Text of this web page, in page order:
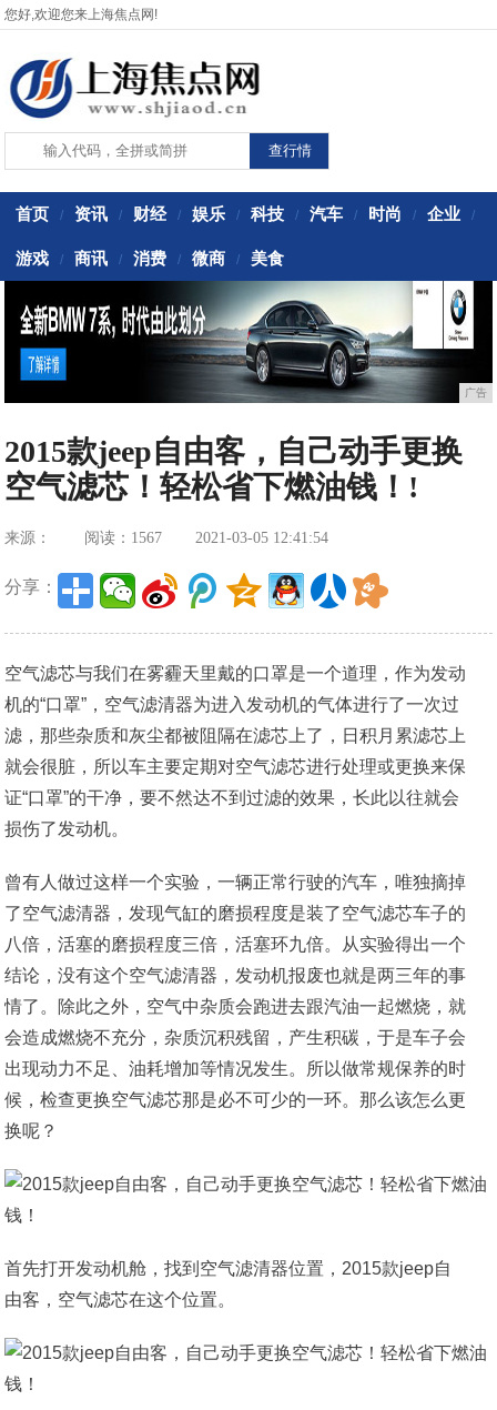
您好,欢迎您来上海焦点网!
首页 / 资讯 / 财经 / 娱乐 / 科技 / 汽车 / 时尚 / 企业 /
游戏 / 商讯 / 消费 / 微商 / 美食
广告
2015款jeep自由客，自己动手更换
空气滤芯！轻松省下燃油钱！!
来源： 阅读：1567 2021-03-05 12:41:54
分享：
空气滤芯与我们在雾霾天里戴的口罩是一个道理，作为发动
机的“口罩”，空气滤清器为进入发动机的气体进行了一次过
滤，那些杂质和灰尘都被阻隔在滤芯上了，日积月累滤芯上
就会很脏，所以车主要定期对空气滤芯进行处理或更换来保
证“口罩”的干净，要不然达不到过滤的效果，长此以往就会
损伤了发动机。
曾有人做过这样一个实验，一辆正常行驶的汽车，唯独摘掉
了空气滤清器，发现气缸的磨损程度是装了空气滤芯车子的
八倍，活塞的磨损程度三倍，活塞环九倍。从实验得出一个
结论，没有这个空气滤清器，发动机报废也就是两三年的事
情了。除此之外，空气中杂质会跑进去跟汽油一起燃烧，就
会造成燃烧不充分，杂质沉积残留，产生积碳，于是车子会
出现动力不足、油耗增加等情况发生。所以做常规保养的时
候，检查更换空气滤芯那是必不可少的一环。那么该怎么更
换呢？
首先打开发动机舱，找到空气滤清器位置，2015款jeep自
由客，空气滤芯在这个位置。